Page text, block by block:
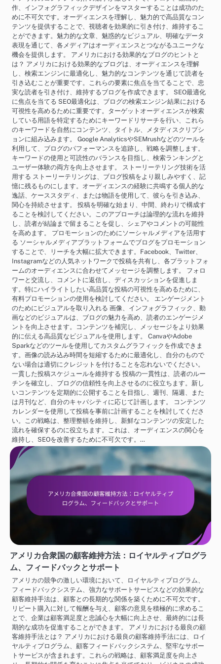
作、インフォグラフィックデザインをマスターすることは成功のた
めに不可欠です。オーディエンスを理解し、魅力的で高品質なコン
テンツを提供することで、視聴者を効果的に引き付け、維持するこ
とができます。魅力的な文章、魅惑的なビジュアル、明確なデータ
表現を通じて、各メディアはオーディエンスとつながるユニークな
機会を提供します。 アメリカにおける効果的なブログのヒントと
は？ アメリカにおける効果的なブログは、オーディエンスを理解
し、検索エンジンに最適化し、魅力的なコンテンツを通じて読者を
引き込むことが重要です。これらの要素に焦点を当てることで、忠
実な読者を引き付け、維持するブログを作成できます。 SEO最適化
に焦点を当てる SEO最適化は、ブログの検索エンジン結果における
可視性を高めるために重要です。ターゲットオーディエンスが検索
している用語を特定するためにキーワードリサーチを行い、これら
のキーワードを自然にコンテンツ、タイトル、メタディスクリプシ
ョンに組み込みます。 Google AnalyticsやSEMrushなどのツールを
利用して、ブログのパフォーマンスを追跡し、戦略を調整します。
キーワードの使用と可読性のバランスを目指し、検索ランキングと
ユーザー体験の両方を向上させます。 ストーリーテリング技術を活
用する ストーリーテリングは、ブログ投稿をより親しみやすく、記
憶に残るものにします。オーディエンスの経験に共鳴する個人的な
逸話、ケーススタディ、または物語を使用して、彼らを引き込み、
関心を持続させます。 投稿を明確な始まり、中間、終わりで構成す
ることを検討してください。このアプローチは論理的な流れを維持
し、読者が結論まで留まることを促し、シェアやコメントの可能性
を高めます。 プロモーションのためにソーシャルメディアを活用す
る ソーシャルメディアプラットフォームでブログをプロモーション
することで、リーチを大幅に拡大できます。Facebook、Twitter、
Instagramなどの人気ネットワークで投稿を共有し、各プラットフォ
ームのオーディエンスに合わせてメッセージを調整します。 フォロ
ワーと交流し、コメントに返信し、ディスカッションを促進しま
す。特にハイライトしたい高品質な投稿の可視性を高めるために、
有料プロモーションの使用を検討してください。 エンゲージメント
のためにビジュアルを取り入れる 画像、インフォグラフィック、動
画などのビジュアルは、ブログの魅力を高め、読者のエンゲージメ
ントを向上させます。コンテンツを補完し、メッセージをより効果
的に伝える高品質なビジュアルを使用します。 CanvaやAdobe
Sparkなどのツールを使用してカスタムグラフィックを作成できま
す。画像の読み込み時間を短縮するために最適化し、自分のもので
ない場合は適切にクレジットを付けることを忘れないでください。
一貫した投稿スケジュールを維持する 投稿の一貫性は、読者のルー
チンを確立し、ブログの信頼性を向上させるのに役立ちます。新し
いコンテンツを定期的に公開することを目指し、週刊、隔週、また
は月刊など、自分のキャパシティに応じて計画します。 コンテンツ
カレンダーを使用して投稿を事前に計画することを検討してくださ
い。この戦略は、整理整頓を維持し、新鮮なコンテンツの安定した
流れを確保するのに役立ちます。これは、オーディエンスの関心を
維持し、SEOを改善するために不可欠です。…
アメリカ合衆国の顧客維持方法：ロイヤルティプログラ
ム、フィードバックとサポート
アメリカの競争の激しい環境において、ロイヤルティプログラム、
フィードバックシステム、強力なサポートサービスなどの効果的な
顧客維持手法は、顧客との長期的な関係を築くために不可欠です。
リピート購入に対して報酬を与え、顧客の意見を積極的に求めるこ
とで、企業は顧客満足度と忠誠心を大幅に向上させ、最終的には長
期的な成功を促進することができます。 アメリカにおける最良の顧
客維持手法とは？ アメリカにおける最良の顧客維持手法には、ロイ
ヤルティプログラム、顧客フィードバックシステム、堅牢なサポー
トサービスが含まれます。これらの戦略は、顧客満足度を向上さ